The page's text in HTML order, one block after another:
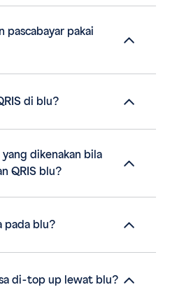
pascabayar pakai
di blu?
dikenakan bila
QRIS blu?
pada blu?
di-top up lewat blu?